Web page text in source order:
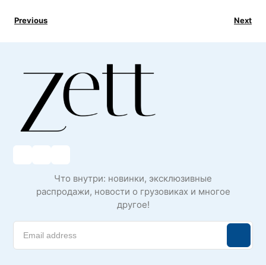
Previous Next
Что внутри: новинки, эксклюзивные
распродажи, новости о грузовиках и многое
другое!